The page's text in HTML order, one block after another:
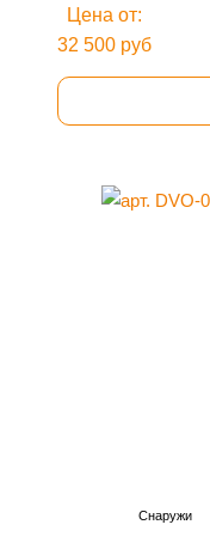
Цена от:
32 500 руб